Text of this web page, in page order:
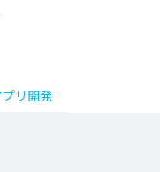
プリ開発